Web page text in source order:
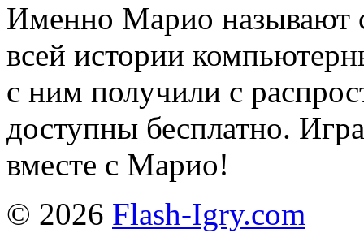
Именно Марио называют
всей истории
с ним получили с
доступны бесплатно.
вместе с Марио!
© 2026 Flash-Igry.com